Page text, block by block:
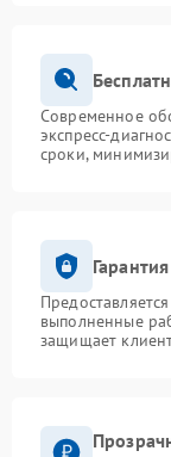
Современное
экспресс-
сроки,
выполненные
защищает